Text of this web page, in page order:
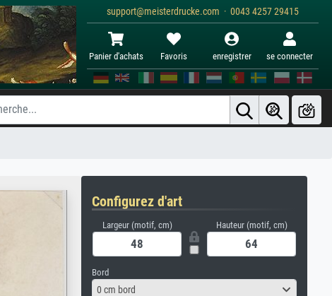
support@meisterdrucke.com · 0043 4257 29415
Panier d'achats Favoris enregistrer se connecter
Configurez d'art
Largeur (motif, cm) Hauteur (motif, cm)
Bord
0 cm bord